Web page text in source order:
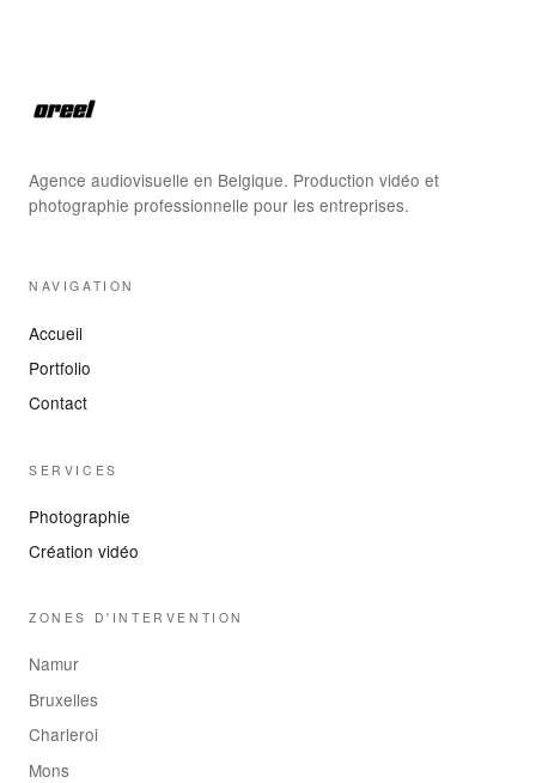
Agence audiovisuelle en Belgique. Production vidéo et
photographie professionnelle pour les entreprises.
NAVIGATION
Accueil
Portfolio
Contact
SERVICES
Photographie
Création vidéo
ZONES D'INTERVENTION
Namur
Bruxelles
Charleroi
Mons